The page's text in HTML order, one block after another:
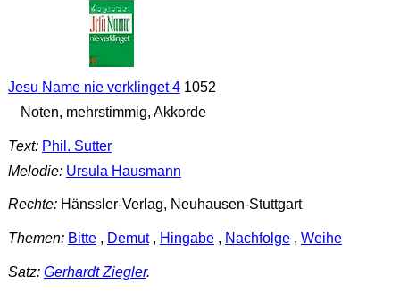
Jesu Name nie verklinget 41052
Noten, mehrstimmig, Akkorde
Text: Phil. Sutter
Melodie: Ursula Hausmann
Rechte:Hänssler-Verlag, Neuhausen-Stuttgart
Themen: Bitte, Demut, Hingabe, Nachfolge, Weihe
Satz: Gerhardt Ziegler.